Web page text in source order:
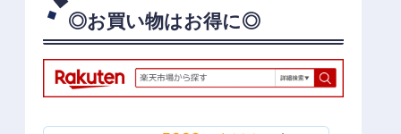
◎お買い物はお得に◎